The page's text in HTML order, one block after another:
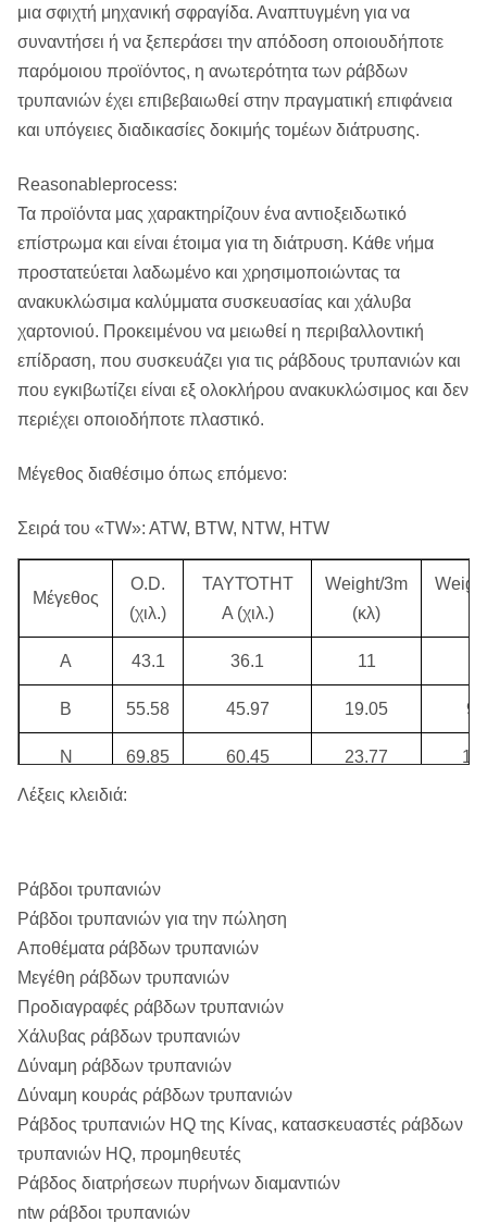
μια σφιχτή μηχανική σφραγίδα. Αναπτυγμένη για να
συναντήσει ή να ξεπεράσει την απόδοση οποιουδήποτε
παρόμοιου προϊόντος, η ανωτερότητα των ράβδων
τρυπανιών έχει επιβεβαιωθεί στην πραγματική επιφάνεια
και υπόγειες διαδικασίες δοκιμής τομέων διάτρυσης.
Reasonableprocess:
Τα προϊόντα μας χαρακτηρίζουν ένα αντιοξειδωτικό
επίστρωμα και είναι έτοιμα για τη διάτρυση. Κάθε νήμα
προστατεύεται λαδωμένο και χρησιμοποιώντας τα
ανακυκλώσιμα καλύμματα συσκευασίας και χάλυβα
χαρτονιού. Προκειμένου να μειωθεί η περιβαλλοντική
επίδραση, που συσκευάζει για τις ράβδους τρυπανιών και
που εγκιβωτίζει είναι εξ ολοκλήρου ανακυκλώσιμος και δεν
περιέχει οποιοδήποτε πλαστικό.
Μέγεθος διαθέσιμο όπως επόμενο:
Σειρά του «TW»: ATW, BTW, NTW, HTW
Μέγεθος
O.D.
(χιλ.)
ΤΑΥΤΌΤΗΤ
Α (χιλ.)
Weight/3m
(κλ)
Α 43.1 36.1 11
Β 55.58 45.97 19.05
Ν 69.85 60.45 23.77
Χ
ATW 44.5
BTW 56.64 48.51
NTW 73.15 64.26
HTW 90.93 81.53
Λέξεις κλειδιά:
Ράβδοι τρυπανιών
Ράβδοι τρυπανιών για την πώληση
Αποθέματα ράβδων τρυπανιών
Μεγέθη ράβδων τρυπανιών
Προδιαγραφές ράβδων τρυπανιών
Χάλυβας ράβδων τρυπανιών
Δύναμη ράβδων τρυπανιών
Δύναμη κουράς ράβδων τρυπανιών
Ράβδος τρυπανιών HQ της Κίνας, κατασκευαστές ράβδων
τρυπανιών HQ, προμηθευτές
Ράβδος διατρήσεων πυρήνων διαμαντιών
ntw ράβδοι τρυπανιών